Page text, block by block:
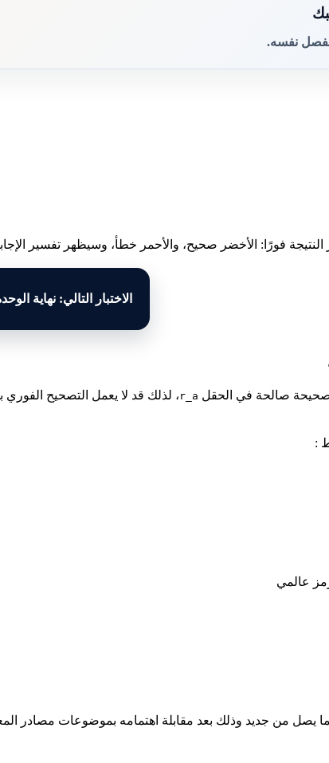
نفسه.
فورًا: الأخضر صحيح، والأحمر خطأ، وسيظهر تفسير
الاختبار التالي: نهاية
صحيحة صالحة في الحقل r_a، لذلك قد لا يعمل التصحيح
:
عالمي
يصل من جديد وذلك بعد مقابلة اهتمامه بموضوعات مصادر